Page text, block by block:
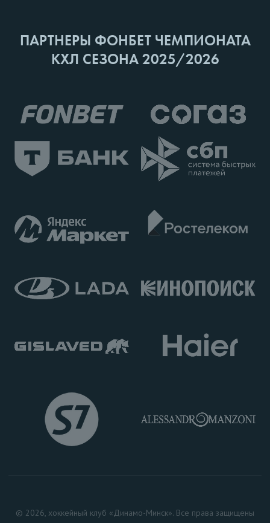
ПАРТНЕРЫ ФОНБЕТ ЧЕМПИОНАТА
КХЛ СЕЗОНА 2025/2026
© 2026, хоккейный клуб «Динамо-Минск». Все права защищены